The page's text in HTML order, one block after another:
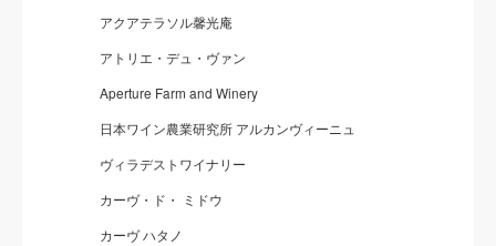
アクアテラソル馨光庵
アトリエ・デュ・ヴァン
Aperture Farm and Winery
日本ワイン農業研究所 アルカンヴィーニュ
ヴィラデストワイナリー
カーヴ・ド・ ミドウ
カーヴ ハタノ